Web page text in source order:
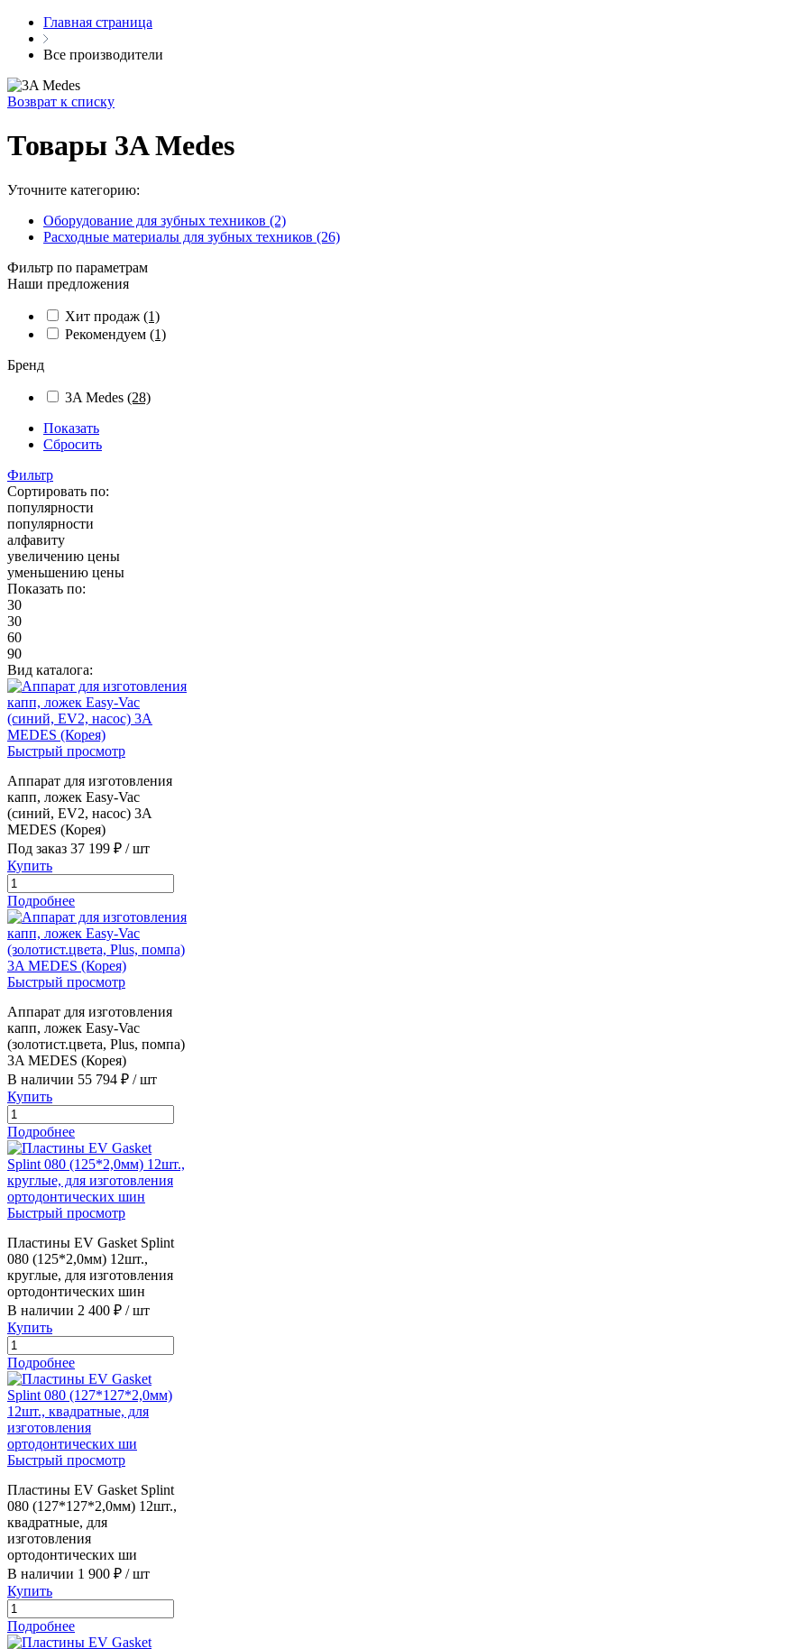
Главная страница
Все производители
Возврат к списку
Товары 3A Medes
Уточните категорию:
Оборудование для зубных техников (2)
Расходные материалы для зубных техников (26)
Фильтр по параметрам
Наши предложения
Хит продаж (1)
Рекомендуем (1)
Бренд
3A Medes (28)
Показать
Сбросить
Фильтр
Сортировать по:
популярности
популярности
алфавиту
увеличению цены
уменьшению цены
Показать по:
30
30
60
90
Вид каталога:
Быстрый просмотр
Аппарат для изготовления
капп, ложек Easy-Vac
(синий, EV2, насос) 3A
MEDES (Корея)
Под заказ 37 199 ₽ / шт
Купить
Подробнее
Быстрый просмотр
Аппарат для изготовления
капп, ложек Easy-Vac
(золотист.цвета, Plus, помпа)
3A MEDES (Корея)
В наличии 55 794 ₽ / шт
Купить
Подробнее
Быстрый просмотр
Пластины EV Gasket Splint
080 (125*2,0мм) 12шт.,
круглые, для изготовления
ортодонтических шин
В наличии 2 400 ₽ / шт
Купить
Подробнее
Быстрый просмотр
Пластины EV Gasket Splint
080 (127*127*2,0мм) 12шт.,
квадратные, для
изготовления
ортодонтических ши
В наличии 1 900 ₽ / шт
Купить
Подробнее